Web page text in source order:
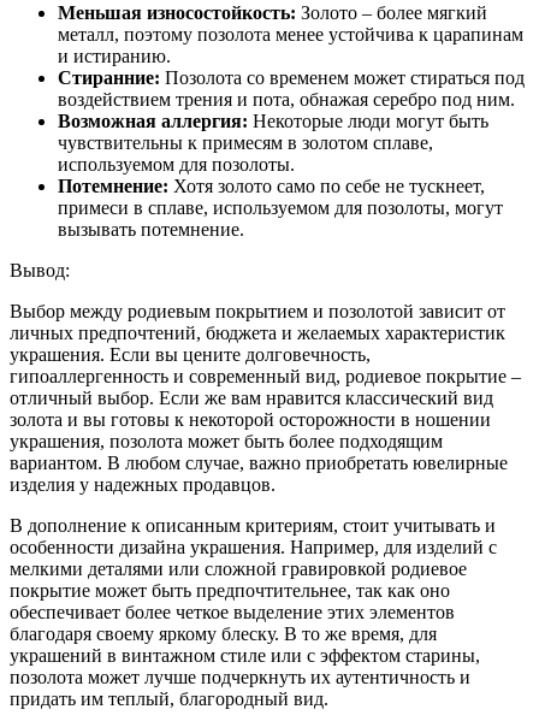
Меньшая износостойкость: Золото – более мягкий
металл, поэтому позолота менее устойчива к царапинам
и истиранию.
Стиранние: Позолота со временем может стираться под
воздействием трения и пота, обнажая серебро под ним.
Возможная аллергия: Некоторые люди могут быть
чувствительны к примесям в золотом сплаве,
используемом для позолоты.
Потемнение: Хотя золото само по себе не тускнеет,
примеси в сплаве, используемом для позолоты, могут
вызывать потемнение.
Вывод:
Выбор между родиевым покрытием и позолотой зависит от
личных предпочтений, бюджета и желаемых характеристик
украшения. Если вы цените долговечность,
гипоаллергенность и современный вид, родиевое покрытие –
отличный выбор. Если же вам нравится классический вид
золота и вы готовы к некоторой осторожности в ношении
украшения, позолота может быть более подходящим
вариантом. В любом случае, важно приобретать ювелирные
изделия у надежных продавцов.
В дополнение к описанным критериям, стоит учитывать и
особенности дизайна украшения. Например, для изделий с
мелкими деталями или сложной гравировкой родиевое
покрытие может быть предпочтительнее, так как оно
обеспечивает более четкое выделение этих элементов
благодаря своему яркому блеску. В то же время, для
украшений в винтажном стиле или с эффектом старины,
позолота может лучше подчеркнуть их аутентичность и
придать им теплый, благородный вид.